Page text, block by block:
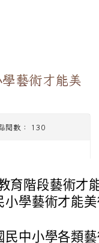
藝術才能美
閱數： 130
育階段藝術才
小學藝術才能
民中小學各類